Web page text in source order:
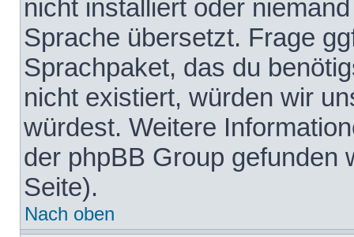
nicht installiert oder
Sprache übersetzt. Frage
Sprachpaket, das du
nicht existiert, würden wir
würdest. Weitere
der phpBB Group gefunden
Seite).
Nach oben